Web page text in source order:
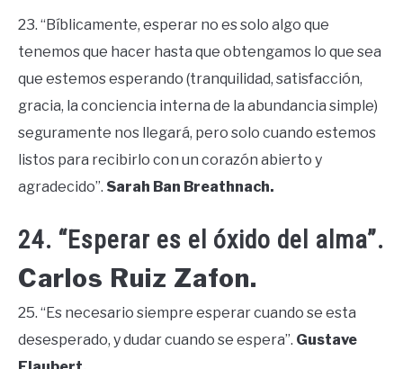
23. “Bíblicamente, esperar no es solo algo que
tenemos que hacer hasta que obtengamos lo que sea
que estemos esperando (tranquilidad, satisfacción,
gracia, la conciencia interna de la abundancia simple)
seguramente nos llegará, pero solo cuando estemos
listos para recibirlo con un corazón abierto y
agradecido”. Sarah Ban Breathnach.
24. “Esperar es el óxido del alma”.
Carlos Ruiz Zafon.
25. “Es necesario siempre esperar cuando se esta
desesperado, y dudar cuando se espera”. Gustave